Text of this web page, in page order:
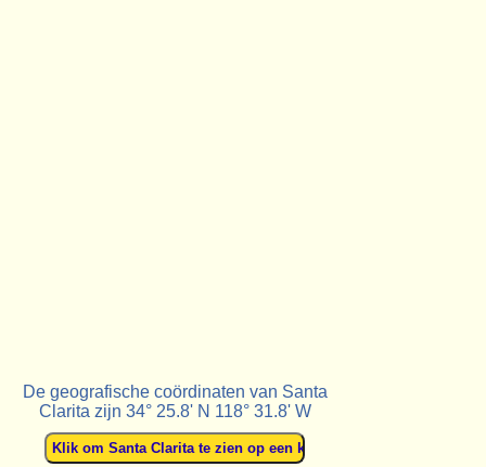
De geografische coördinaten van Santa
Clarita zijn 34° 25.8' N 118° 31.8' W